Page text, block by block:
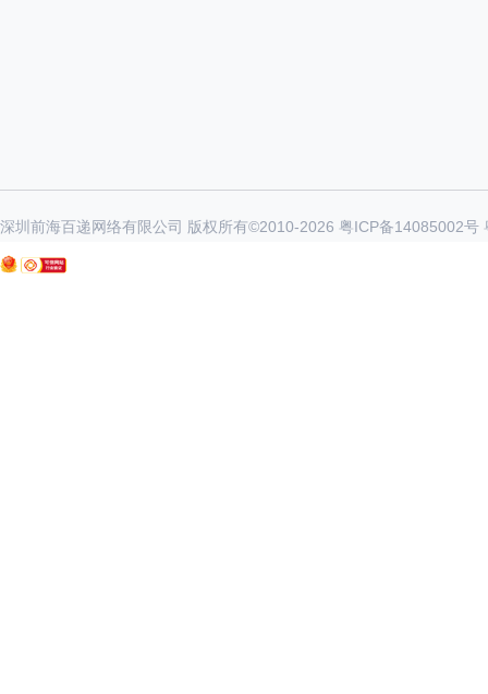
深圳前海百递网络有限公司 版权所有©2010-2026 粤ICP备14085002号